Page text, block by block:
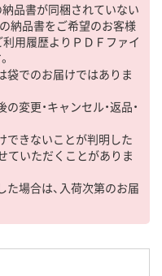
納品書が同梱されていない
納品書をご希望のお客様
利用履歴よりＰＤＦファイ
袋でのお届けではありま
変更・キャンセル・返品・
できないことが判明した
ていただくことがありま
た場合は、入荷次第のお届